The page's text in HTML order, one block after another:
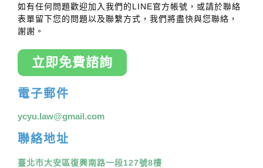
如有任何問題歡迎加入我們的LINE官方帳號，或請於聯絡
表單留下您的問題以及聯繫方式，我們將盡快與您聯絡，
謝謝。
立即免費諮詢
電子郵件
ycyu.law@gmail.com
聯絡地址
臺北市大安區復興南路一段127號8樓